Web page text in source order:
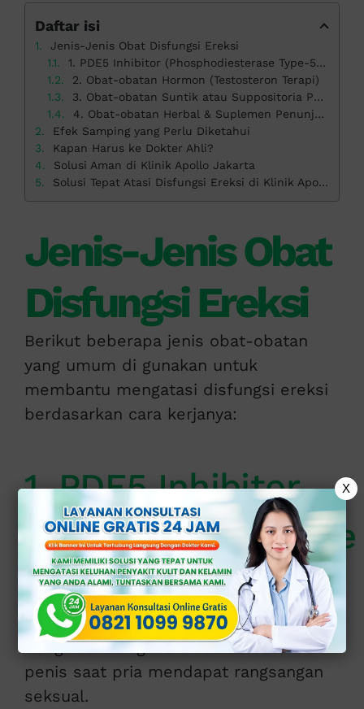
Daftar isi
Jenis-Jenis Obat Disfungsi Ereksi
1. PDE5 Inhibitor (Phosphodiesterase Type-5 Inhibitor)
2. Obat-obatan Hormon (Testosteron Terapi)
3. Obat-obatan Suntik atau Suppositoria Penis
4. Obat-obatan Herbal & Suplemen Penunjang
Efek Samping yang Perlu Diketahui
Kapan Harus ke Dokter Ahli?
Solusi Aman di Klinik Apollo Jakarta
Solusi Tepat Atasi Disfungsi Ereksi di Klinik Apollo
Jenis-Jenis Obat
Disfungsi Ereksi
Berikut beberapa jenis obat-obatan
yang umum di gunakan untuk
membantu mengatasi disfungsi ereksi
berdasarkan cara kerjanya:
1. PDE5 Inhibitor
(Phosphodiesterase
Type-5 Inhibitor)
Obat-obatan golongan ini bekerja
dengan meningkatkan aliran darah ke
penis saat pria mendapat rangsangan
seksual.
X